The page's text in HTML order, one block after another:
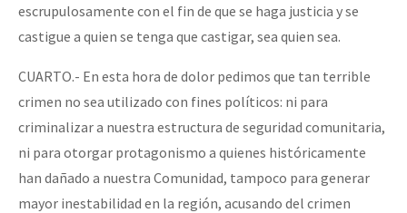
escrupulosamente con el fin de que se haga justicia y se
castigue a quien se tenga que castigar, sea quien sea.
CUARTO.- En esta hora de dolor pedimos que tan terrible
crimen no sea utilizado con fines políticos: ni para
criminalizar a nuestra estructura de seguridad comunitaria,
ni para otorgar protagonismo a quienes históricamente
han dañado a nuestra Comunidad, tampoco para generar
mayor inestabilidad en la región, acusando del crimen